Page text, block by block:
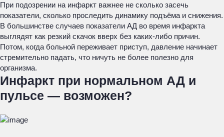
При подозрении на инфаркт важнее не сколько засечь
показатели, сколько проследить динамику подъёма и снижения.
В большинстве случаев показатели АД во время инфаркта
выглядят как резкий скачок вверх без каких-либо причин.
Потом, когда больной переживает приступ, давление начинает
стремительно падать, что ничуть не более полезно для
организма.
Инфаркт при нормальном АД и
пульсе — возможен?